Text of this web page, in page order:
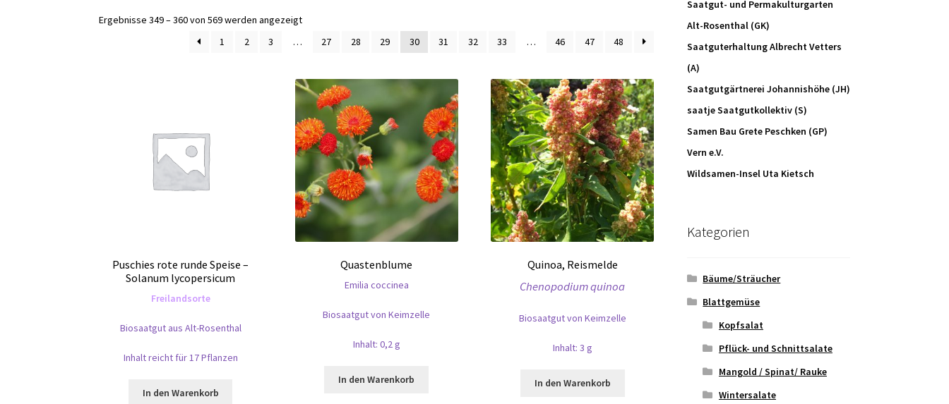
Ergebnisse 349 – 360 von 569 werden angezeigt
1
2 3 … 27 28 29 30 31 32 33 … 46 47 48
Puschies rote runde Speise –
Solanum lycopersicum
Freilandsorte
Biosaatgut aus Alt-Rosenthal
Inhalt reicht für 17 Pflanzen
In den Warenkorb
Quastenblume
Emilia coccinea
Biosaatgut von Keimzelle
Inhalt: 0,2 g
In den Warenkorb
Quinoa, Reismelde
Chenopodium quinoa
Biosaatgut von Keimzelle
Inhalt: 3 g
In den Warenkorb
Saatgut- und Permakulturgarten
Alt-Rosenthal (GK)
Saatguterhaltung Albrecht Vetters
(A)
Saatgutgärtnerei Johannishöhe (JH)
saatje Saatgutkollektiv (S)
Samen Bau Grete Peschken (GP)
Vern e.V.
Wildsamen-Insel Uta Kietsch
Kategorien
Bäume/Sträucher
Blattgemüse
Kopfsalat
Pflück- und Schnittsalate
Mangold / Spinat/ Rauke
Wintersalate